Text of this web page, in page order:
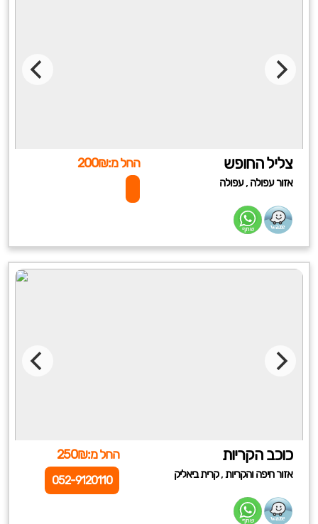
צליל החופש החל מ:200₪
אזור עפולה ,עפולה
כוכב הקריות החל מ:250₪
אזור חיפה והקריות,קרית ביאליק 052-9120110